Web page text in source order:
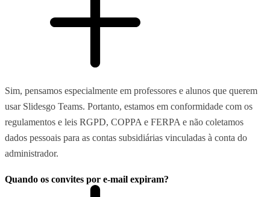
Sim, pensamos especialmente em professores e alunos que querem
usar Slidesgo Teams. Portanto, estamos em conformidade com os
regulamentos e leis RGPD, COPPA e FERPA e não coletamos
dados pessoais para as contas subsidiárias vinculadas à conta do
administrador.
Quando os convites por e-mail expiram?